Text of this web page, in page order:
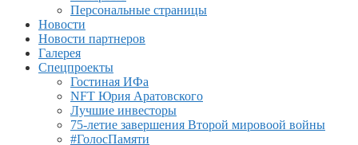
Персональные страницы
Новости
Новости партнеров
Галерея
Спецпроекты
Гостиная ИФа
NFT Юрия Аратовского
Лучшие инвесторы
75-летие завершения Второй мировоой войны
#ГолосПамяти